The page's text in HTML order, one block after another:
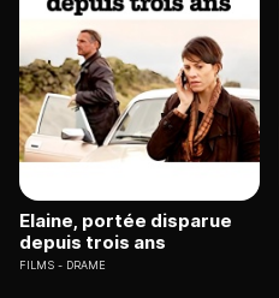
Elaine, portée disparue
depuis trois ans
FILMS DRAME